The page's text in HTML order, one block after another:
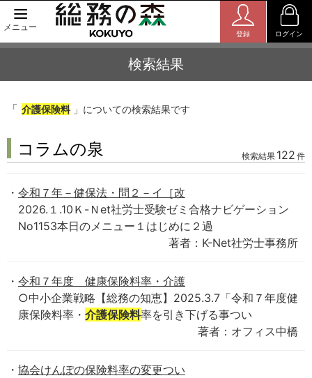
メニュー
登録 ログイン
検索結果
「 介護保険料 」についての検索結果です
コラムの泉 検索結果 122 件
令和７年－健保法・問２－イ［改
2026.１.10Ｋ-Ｎet社労士受験ゼミ合格ナビゲーション
No1153本日のメニュー１はじめに２過
著者：K-Net社労士事務所
令和７年度 健康保険料率・介護
○中小企業戦略【総務の知恵】2025.3.7「令和７年度健
康保険料率・ 介護保険料率を引き下げる事つい
著者：オフィス中橋
協会けんぽの保険料率の変更つい